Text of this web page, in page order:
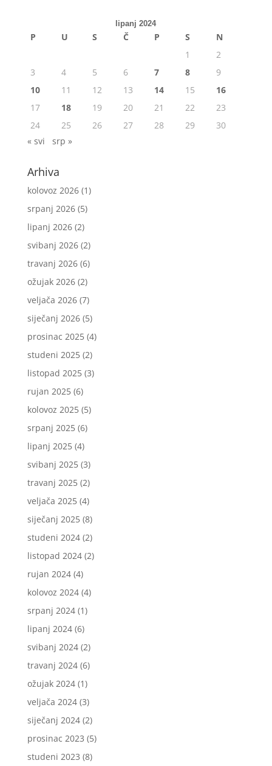
lipanj 2024
P U S Č P S
N
1
2
3
4 5 6 7 8
9
10
11 12 13 14 15
16
17
18 19 20 21 22
23
24
25 26 27 28 29
30
« svi
srp »
Arhiva
kolovoz 2026(1)
srpanj 2026(5)
lipanj 2026(2)
svibanj 2026(2)
travanj 2026(6)
ožujak 2026(2)
veljača 2026(7)
siječanj 2026(5)
prosinac 2025(4)
studeni 2025(2)
listopad 2025(3)
rujan 2025(6)
kolovoz 2025(5)
srpanj 2025(6)
lipanj 2025(4)
svibanj 2025(3)
travanj 2025(2)
veljača 2025(4)
siječanj 2025(8)
studeni 2024(2)
listopad 2024(2)
rujan 2024(4)
kolovoz 2024(4)
srpanj 2024(1)
lipanj 2024(6)
svibanj 2024(2)
travanj 2024(6)
ožujak 2024(1)
veljača 2024(3)
siječanj 2024(2)
prosinac 2023 (5)
studeni 2023 (8)